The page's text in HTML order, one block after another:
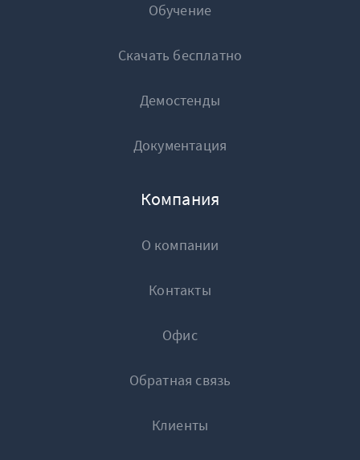
Обучение
Скачать бесплатно
Демостенды
Документация
Компания
О компании
Контакты
Офис
Обратная связь
Клиенты